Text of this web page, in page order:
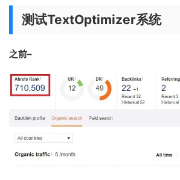
测试TextOptimizer系统
之前–